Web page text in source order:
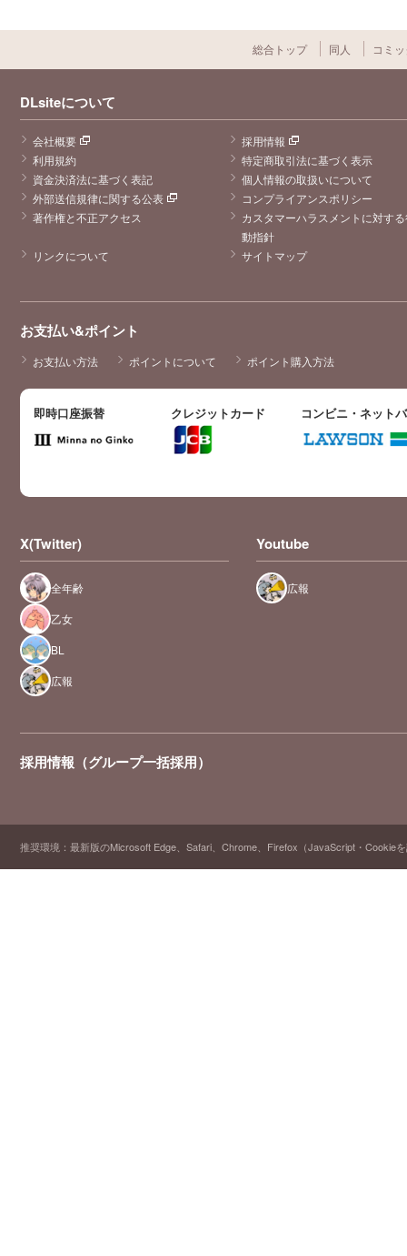
総合トップ 同人 コミ
DLsiteについて
会社概要
採用情報
利用規約
特定商取引法に基づく表示
資金決済法に基づく表記
個人情報の取扱いについて
外部送信規律に関する公表
コンプライアンスポリシー
著作権と不正アクセス
カスタマーハラスメントに対す
動指針
リンクについて
サイトマップ
お支払い&ポイント
お支払い方法 ポイントについて ポイント購入方法
即時口座振替 クレジットカード コンビニ・ネット
X(Twitter)
全年齢
乙女
BL
広報
Youtube
広報
採用情報（グループ一括採用）
推奨環境：最新版のMicrosoft Edge、Safari、Chrome、Firefox（JavaScript・Cookie